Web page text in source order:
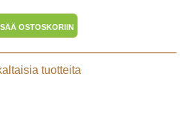
OSTOSKORIIN
tuotteita